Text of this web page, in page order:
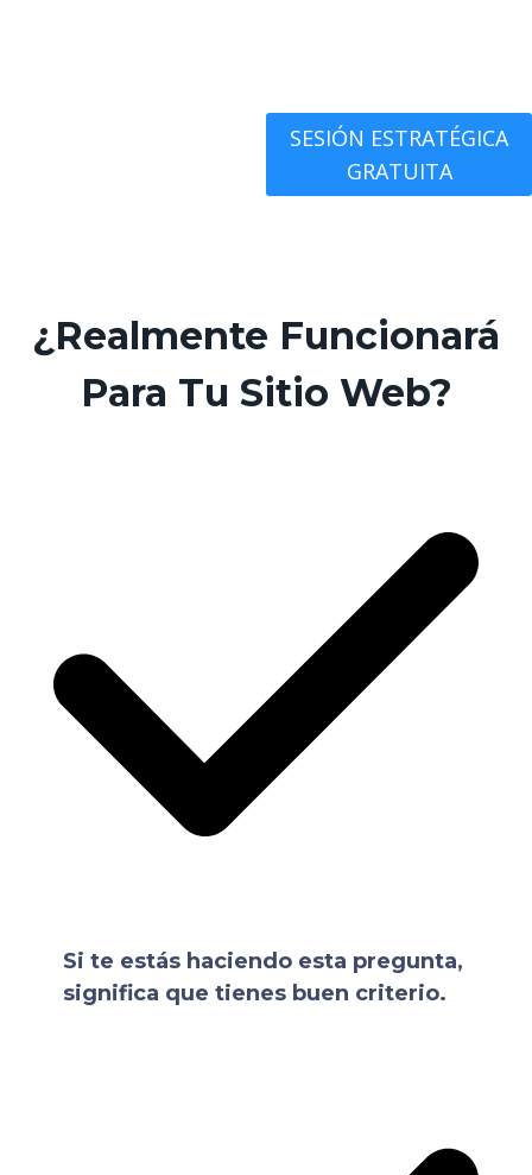
SESIÓN ESTRATÉGICA
GRATUITA
¿Realmente Funcionará
Para Tu Sitio Web?
Si te estás haciendo esta pregunta,
significa que tienes buen criterio.